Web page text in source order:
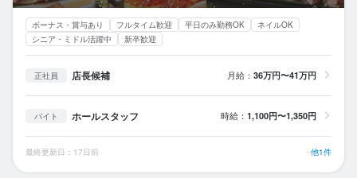
ボーナス・賞与あり フルタイム歓迎 平日のみ勤務OK
ネイルOK
シニア・ミドル活躍中
新卒歓迎
正社員 店長候補 月給： 36万円〜41万円
バイト ホールスタッフ 時給： 1,100円〜1,350円
最終更新日：17日前 他1件